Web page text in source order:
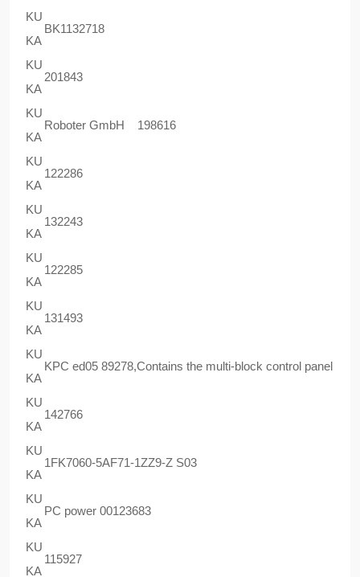
KU
KA
BK1132718
KU
KA
201843
KU
KA
Roboter GmbH 198616
KU
KA
122286
KU
KA
132243
KU
KA
122285
KU
KA
131493
KU
KA
KPC ed05 89278,Contains the multi-block control panel
KU
KA
142766
KU
KA
1FK7060-5AF71-1ZZ9-Z S03
KU
KA
PC power 00123683
KU
KA
115927